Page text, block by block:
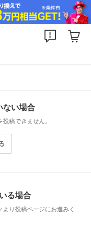
ない場合
稿できません。
る場合
り投稿ページにお進みく